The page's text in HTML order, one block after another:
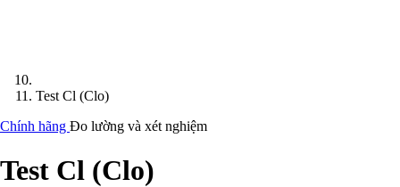
Test Cl (Clo)
Chính hãng Đo lường và xét nghiệm
Test Cl (Clo)